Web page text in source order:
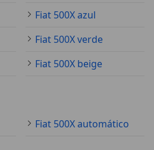
Fiat 500X azul
Fiat 500X verde
Fiat 500X beige
Fiat 500X automático